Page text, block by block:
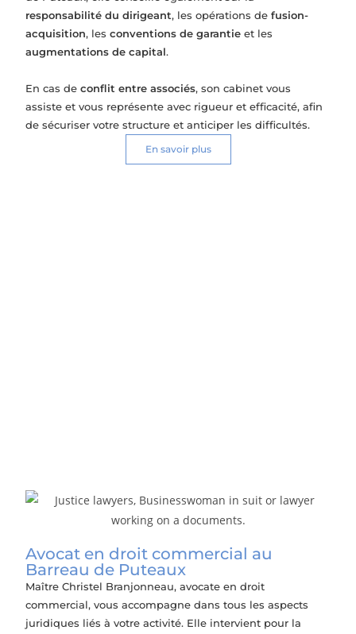
responsabilité du dirigeant, les opérations defusion-
acquisition, lesconventions de garantie et les
augmentations de capital.
En cas deconflit entre associés, son cabinet vous
assiste et vous représente avec rigueur et efficacité, afin
de sécuriser votre structure et anticiper les difficultés.
En savoir plus
Avocat en droit commercial au
Barreau de Puteaux
Maître Christel Branjonneau, avocate en droit
commercial, vous accompagne dans tous les aspects
juridiques liés à votre activité. Elle intervient pour la